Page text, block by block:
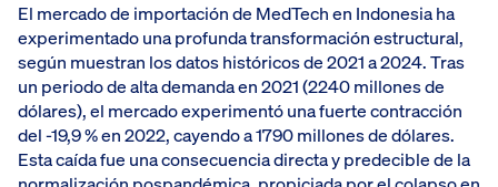
El mercado de importación de MedTech en Indonesia ha
experimentado una profunda transformación estructural,
según muestran los datos históricos de 2021 a 2024. Tras
un periodo de alta demanda en 2021 (2240 millones de
dólares), el mercado experimentó una fuerte contracción
del -19,9 % en 2022, cayendo a 1790 millones de dólares.
Esta caída fue una consecuencia directa y predecible de la